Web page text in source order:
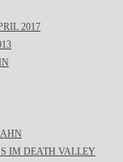
2017
IM DEATH VALLEY